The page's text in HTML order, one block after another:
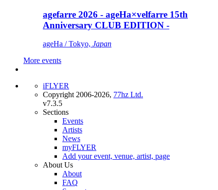
agefarre 2026 - ageHa×velfarre 15th
Anniversary CLUB EDITION -
ageHa / Tokyo, Japan
More events
iFLYER
Copyright 2006-2026, 77hz Ltd.
v7.3.5
Sections
Events
Artists
News
myFLYER
Add your event, venue, artist, page
About Us
About
FAQ